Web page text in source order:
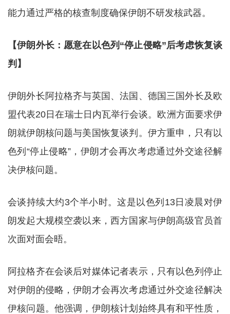
能力通过严格的核查制度确保伊朗不研发核武器。
【伊朗外长：愿意在以色列“停止侵略”后考虑恢复谈
判】
伊朗外长阿拉格齐与英国、法国、德国三国外长及欧
盟代表20日在瑞士日内瓦举行会谈。欧洲方面要求伊
朗就伊朗核问题与美国恢复谈判。伊方重申，只有以
色列“停止侵略”，伊朗才会再次考虑通过外交途径解
决伊核问题。
会谈持续大约3个半小时。这是以色列13日凌晨对伊
朗发起大规模空袭以来，西方国家与伊朗高级官员首
次面对面会晤。
阿拉格齐在会谈后对媒体记者表示，只有以色列停止
对伊朗的侵略，伊朗才会再次考虑通过外交途径解决
伊核问题。他强调，伊朗核计划始终具有和平性质，